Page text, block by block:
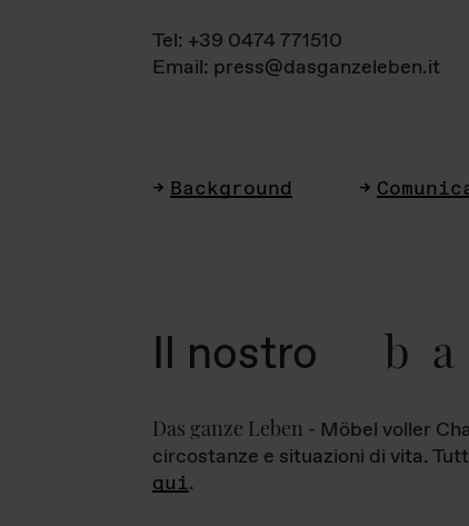
Tel: +39 0474 771510
Email: press@dasganzeleben.it
Background
Il nostro
Das ganze Leben - Möbel voller
circostanze e situazioni di vita.
qui.